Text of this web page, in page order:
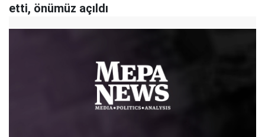
etti, önümüz açıldı